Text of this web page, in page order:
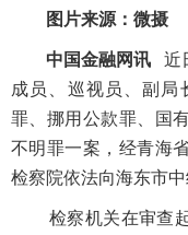
图片来源：微摄
中国金融网讯
近
成员、巡视员、副局
罪、挪用公款罪、国
不明罪一案，经青海
检察院依法向海东市
检察机关在审查起